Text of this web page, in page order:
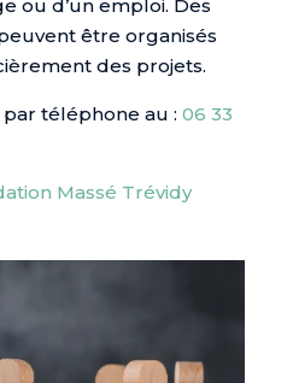
ou d’un emploi. Des
être organisés
des projets.
téléphone au : 06 33
Massé Trévidy